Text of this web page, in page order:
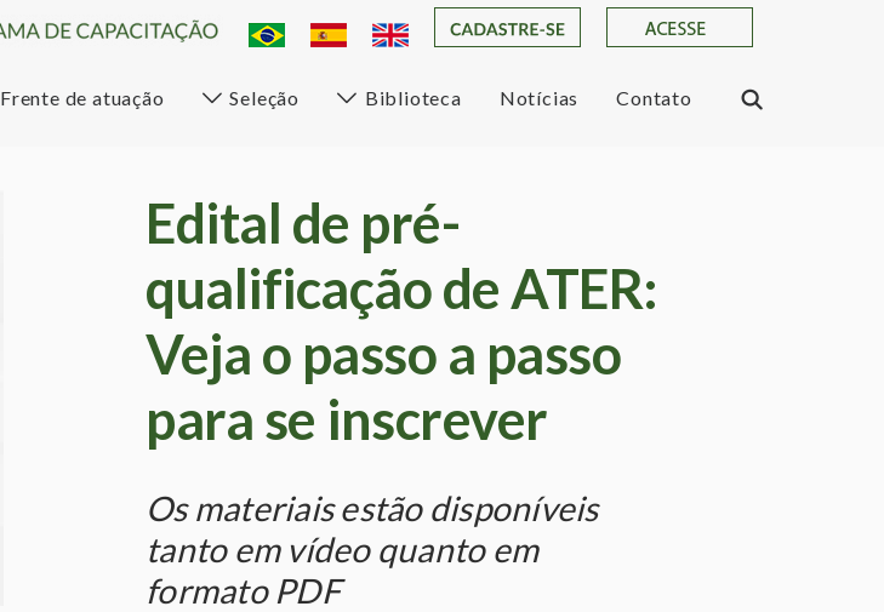
Frente de atuação Seleção Biblioteca Notícias Contato
Edital de pré-
qualificação de ATER:
Veja o passo a passo
para se inscrever
Os materiais estão disponíveis
tanto em vídeo quanto em
formato PDF